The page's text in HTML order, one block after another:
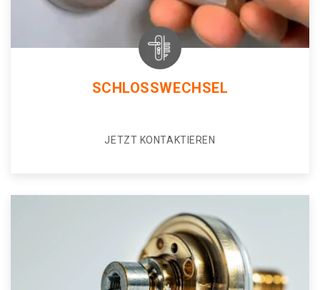
SCHLOSSWECHSEL
JETZT KONTAKTIEREN